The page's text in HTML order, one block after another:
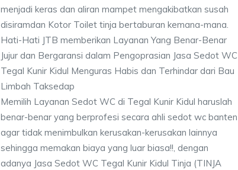
menjadi keras dan aliran mampet mengakibatkan susah
disiramdan Kotor Toilet tinja bertaburan kemana-mana.
Hati-Hati JTB memberikan Layanan Yang Benar-Benar
Jujur dan Bergaransi dalam Pengoprasian Jasa Sedot WC
Tegal Kunir Kidul Menguras Habis dan Terhindar dari Bau
Limbah Taksedap
Memilih Layanan Sedot WC di Tegal Kunir Kidul haruslah
benar-benar yang berprofesi secara ahli sedot wc banten
agar tidak menimbulkan kerusakan-kerusakan lainnya
sehingga memakan biaya yang luar biasa!!, dengan
adanya Jasa Sedot WC Tegal Kunir Kidul Tinja (TINJA